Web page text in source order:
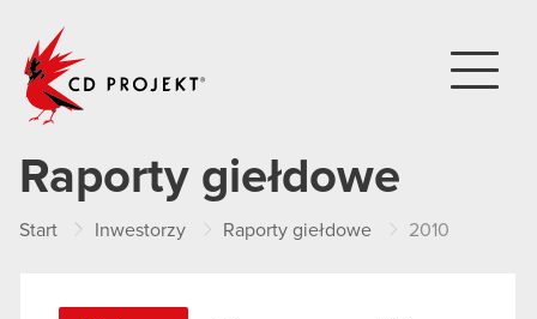
Raporty giełdowe
Start Inwestorzy Raporty giełdowe 2010